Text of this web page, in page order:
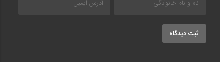
ثبت دیدگاه